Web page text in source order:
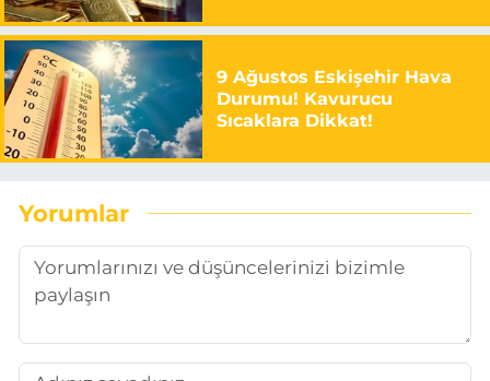
9 Ağustos Eskişehir Hava
Durumu! Kavurucu
Sıcaklara Dikkat!
Yorumlar